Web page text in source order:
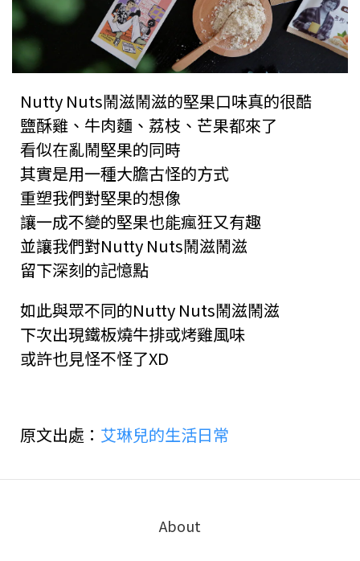
Nutty Nuts鬧滋鬧滋的堅果口味真的很酷
鹽酥雞、牛肉麵、荔枝、芒果都來了
看似在亂鬧堅果的同時
其實是用一種大膽古怪的方式
重塑我們對堅果的想像
讓一成不變的堅果也能瘋狂又有趣
並讓我們對Nutty Nuts鬧滋鬧滋
留下深刻的記憶點
如此與眾不同的Nutty Nuts鬧滋鬧滋
下次出現鐵板燒牛排或烤雞風味
或許也見怪不怪了XD
原文出處： 艾琳兒的生活日常
About